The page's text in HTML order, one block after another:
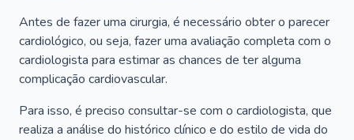
Antes de fazer uma cirurgia, é necessário obter o parecer
cardiológico, ou seja, fazer uma avaliação completa com o
cardiologista para estimar as chances de ter alguma
complicação cardiovascular.
Para isso, é preciso consultar-se com o cardiologista, que
realiza a análise do histórico clínico e do estilo de vida do